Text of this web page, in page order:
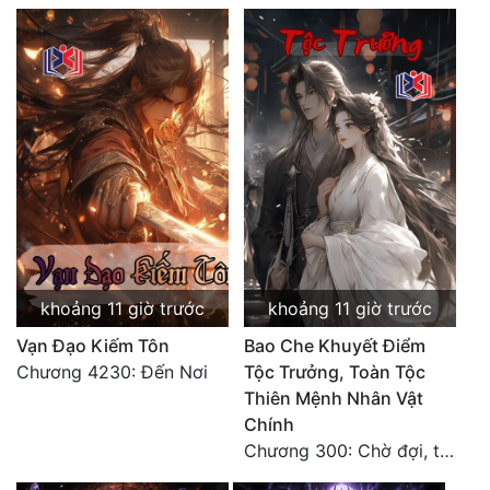
Tu Chân
Tu Tiên
Tội Phạm
Vô Địch
Võ Hiệp
Võng Du
Xuyên Không
Xuyên Nhanh
Xuyên Sách
khoảng 11 giờ trước
Vạn Đạo Kiếm Tôn
Chương 4230: Đến Nơi
khoảng 11 giờ trước
Bao Che Khuyết Điểm
Tộc Trưởng, Toàn Tộc
Thiên Mệnh Nhân Vật
Chính
Chương 300: Chờ đợi, thời khắc truy sát đến gần.